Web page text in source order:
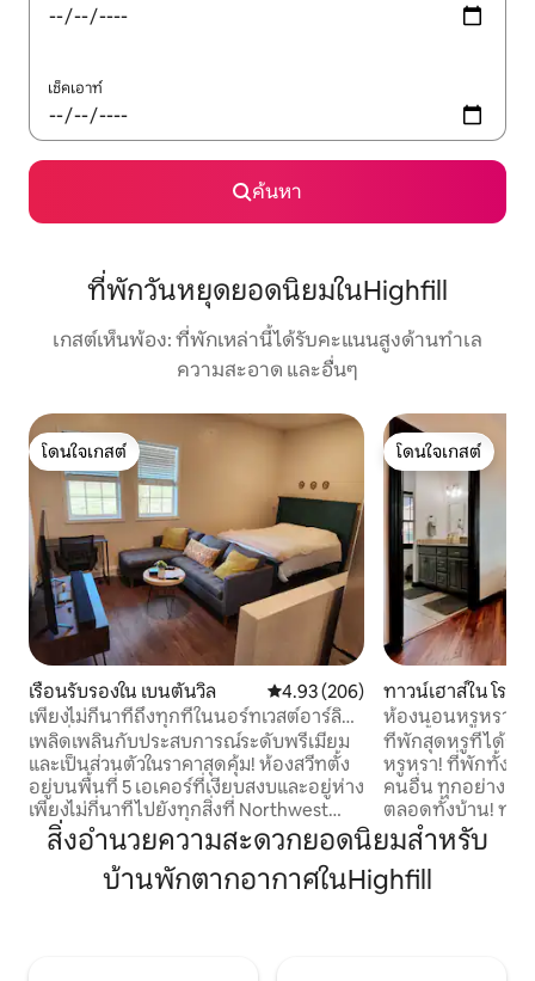
เช็คเอาท์
ค้นหา
ที่พักวันหยุดยอดนิยมในHighfill
เกสต์เห็นพ้อง: ที่พักเหล่านี้ได้รับคะแนนสูงด้านทำเล
ความสะอาด และอื่นๆ
โดนใจเกสต์
โดนใจเกสต์
เรือนรับรองใน เบนตันวิล คะแนนเฉลี่ย 4.93 จาก 5, 206 รีวิว
4.93 (206)
เพียงไม่กี่นาทีถึงทุกที่ในนอร์ทเวสต์อาร์ลิน่า
ห์! · ที่พักพร้อมอุปกรณ์ครบครันสำหรับการ
พักผ่อน
เพลิดเพลินกับประสบการณ์ระดับพรีเมียม
และเป็นส่วนตัวในราคาสุดคุ้ม! ห้องสวีทตั้ง
อยู่บนพื้นที่ 5 เอเคอร์ที่เงียบสงบและอยู่ห่าง
เพียงไม่กี่นาทีไปยังทุกสิ่งที่ Northwest
Arkansas เสนอ เหมาะสำหรับการเข้าพัก
ขององค์กร พยาบาลและพ่อค้าที่เดินทาง
มา งานแข่งขันจักรยาน และอื่นๆ! จุดเด่น: *
โดนใจเกสต์
โดนใจเกสต์
ทาวน์เฮาส์ใน โรเจ
ห้องนอนหรูหรา 2
ห้องน้ำ 2.5 ห้อง
ที่พักสุดหรูที่ได้รับ
หรูหรา! ที่พักทั้งหลังไม่ใช้ร่วมกับผู้เข้าพัก
คนอื่น ทุกอย่างเป็
ตลอดทั้งบ้าน! ทำเ
อาร์คันซอตะวันตก
อร์สรัฐอาร์คันซอ (
ฟาเยตต์วิลล์) ใกล้
ทางออก 82 ขับรถ
สิ่งอำนวยความสะดวกยอดนิยมสำหรับ
บ้านพักตากอากาศในHighfill